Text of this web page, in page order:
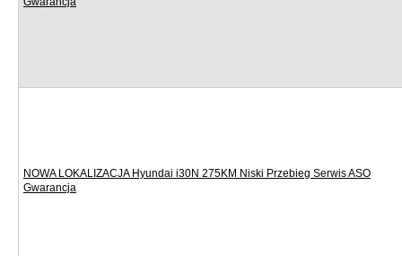
NOWA LOKALIZACJA Hyundai i30N 275KM Niski Przebieg Serwis ASO
Gwarancja